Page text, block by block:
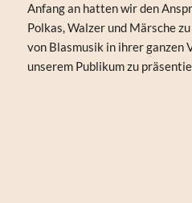
Anfang an hatten wir den
Polkas, Walzer und Märsche
von Blasmusik in ihrer ganzen
unserem Publikum zu